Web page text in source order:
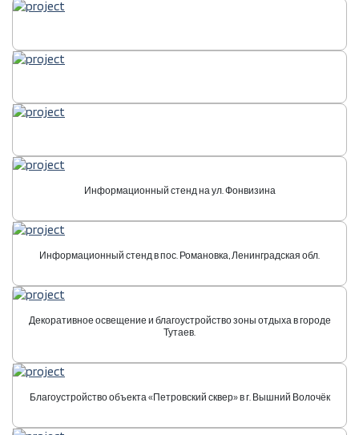
Информационный стенд на ул. Фонвизина
Информационный стенд в пос. Романовка, Ленинградская обл.
Декоративное освещение и благоустройство зоны отдыха в городе
Тутаев.
Благоустройство объекта «Петровский сквер» в г. Вышний Волочёк